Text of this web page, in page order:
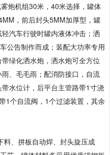
炮机组30米，40米选择，罐体
，前后封头5MM加厚型，罐
汽车行驶时罐内液体冲击；洒
公告制作而成；装配大功率专用
绿化洒水炮，洒水炮可全方位
、毛毛雨；配消防接口，自流
水位计，后平台主管路带1寸浇
1个自流阀，1个过滤装置，其余
料、拼板自动焊、封头旋压成